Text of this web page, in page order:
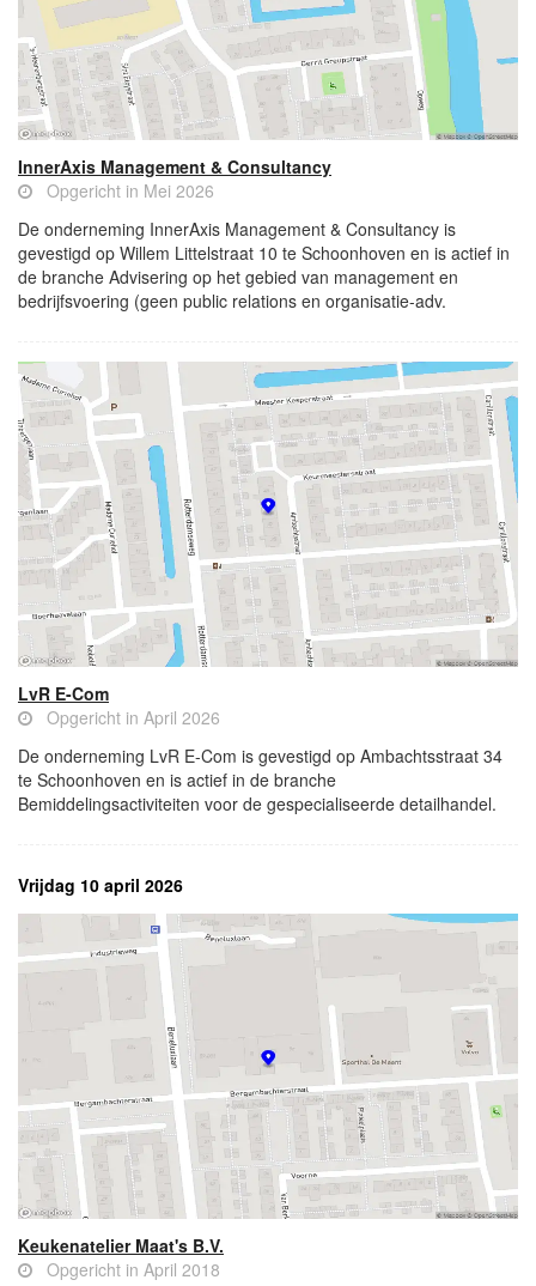
InnerAxis Management & Consultancy
Opgericht in Mei 2026
De onderneming InnerAxis Management & Consultancy is
gevestigd op Willem Littelstraat 10 te Schoonhoven en is actief in
de branche Advisering op het gebied van management en
bedrijfsvoering (geen public relations en organisatie-adv.
LvR E-Com
Opgericht in April 2026
De onderneming LvR E-Com is gevestigd op Ambachtsstraat 34
te Schoonhoven en is actief in de branche
Bemiddelingsactiviteiten voor de gespecialiseerde detailhandel.
Vrijdag 10 april 2026
Keukenatelier Maat's B.V.
Opgericht in April 2018